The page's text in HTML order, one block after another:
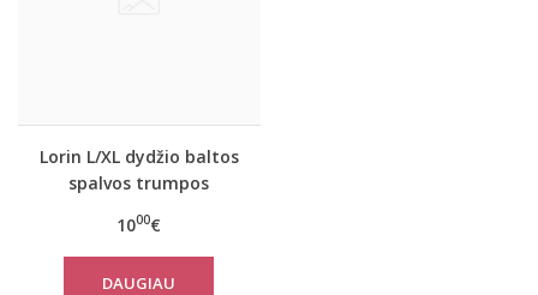
Lorin L/XL dydžio baltos
spalvos trumpos
1000€
DAUGIAU